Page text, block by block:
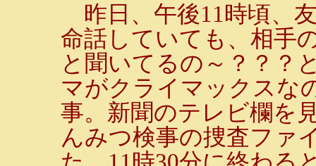
昨日、午後11時頃、
命話していても、相手
と聞いてるの～？？？
マがクライマックスな
事。新聞のテレビ欄を
んみつ検事の捜査ファ